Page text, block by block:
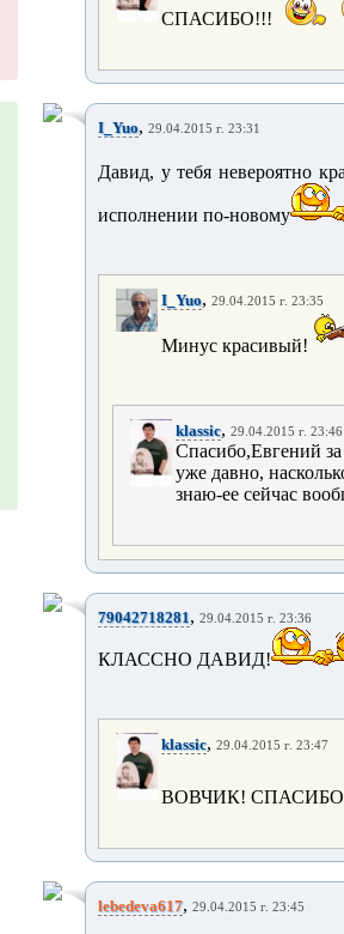
СПАСИБО!!!
I_Yuo, 29.04.2015 г. 23:31
Давид, у тебя невероятно
исполнении по-новому
I_Yuo, 29.04.2015 г. 23:35
Минус красивый!
klassic, 29.04.2015 г. 23:46
Спасибо,Евгений
уже давно,
знаю-ее сейчас
79042718281, 29.04.2015 г. 23:36
КЛАССНО ДАВИД!
klassic, 29.04.2015 г. 23:47
ВОВЧИК!
lebedeva617, 29.04.2015 г. 23:45